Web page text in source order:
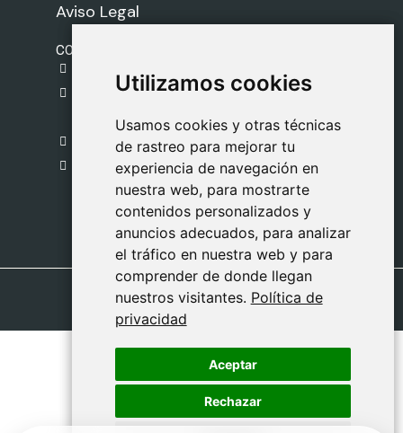
Utilizamos cookies
Usamos cookies y otras técnicas
de rastreo para mejorar tu
experiencia de navegación en
nuestra web, para mostrarte
contenidos personalizados y
anuncios adecuados, para analizar
el tráfico en nuestra web y para
comprender de donde llegan
nuestros visitantes. Política de
privacidad
Aceptar
Rechazar
Utilizamos cookies
Usamos cookies y otras técnicas
de rastreo para mejorar tu
experiencia de navegación en
nuestra web, para mostrarte
contenidos personalizados y
anuncios adecuados, para analizar
el tráfico en nuestra web y para
comprender de donde llegan
nuestros visitantes. Política de
privacidad
Aceptar
Rechazar
Aviso Legal
CONTACTO
C. del Pradillo, 6, 28770 Colmenar Viejo,
Madrid
918 459 877
Lunes a Viernes
09:00 - 13:00